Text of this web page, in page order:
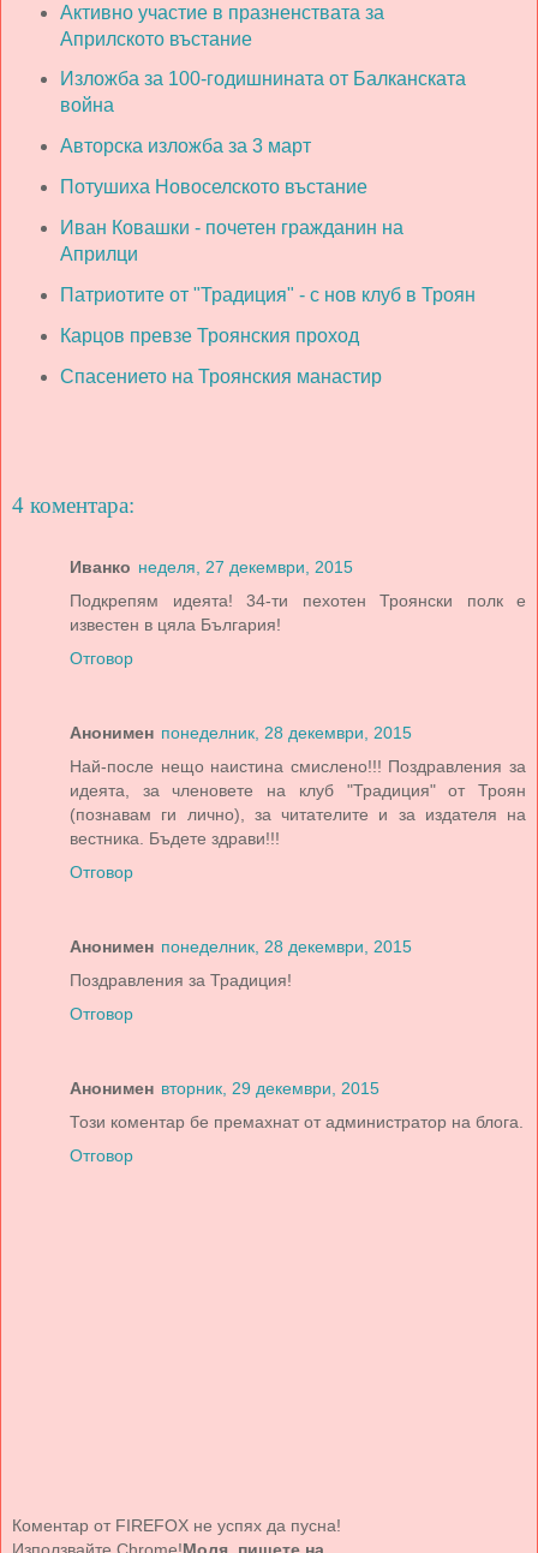
Активно участие в празненствата за
Априлското въстание
Изложба за 100-годишнината от Балканската
война
Авторска изложба за 3 март
Потушиха Новоселското въстание
Иван Ковашки - почетен гражданин на
Априлци
Патриотите от "Традиция" - с нов клуб в Троян
Карцов превзе Троянския проход
Спасението на Троянския манастир
4 коментара:
Иванко неделя, 27 декември, 2015
Подкрепям идеята! 34-ти пехотен Троянски полк е
известен в цяла България!
Отговор
Анонимен понеделник, 28 декември, 2015
Най-после нещо наистина смислено!!! Поздравления за
идеята, за членовете на клуб "Традиция" от Троян
(познавам ги лично), за читателите и за издателя на
вестника. Бъдете здрави!!!
Отговор
Анонимен понеделник, 28 декември, 2015
Поздравления за Традиция!
Отговор
Анонимен вторник, 29 декември, 2015
Този коментар бе премахнат от администратор на блога.
Отговор
Коментар от FIREFOX не успях да пусна!
Използвайте Chrome!Моля, пишете на